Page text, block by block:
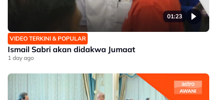
01:23
VIDEO TERKINI & POPULAR
Ismail Sabri akan didakwa Jumaat
1 day ago